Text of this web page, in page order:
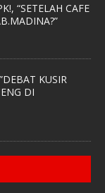
“SETELAH CAFE
KUSIR
DI